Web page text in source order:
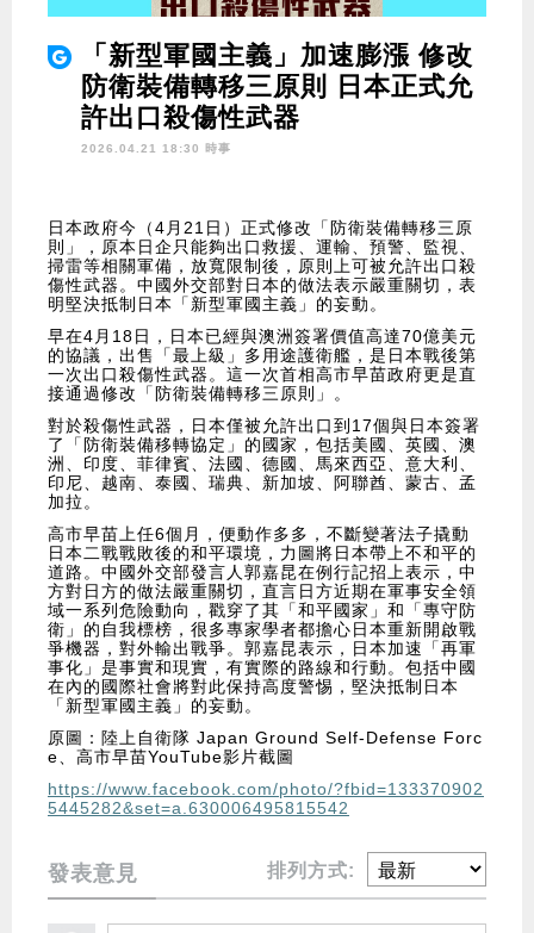
「新型軍國主義」加速膨漲 修改
防衛裝備轉移三原則 日本正式允
許出口殺傷性武器
2026.04.21 18:30 時事
日本政府今（4月21日）正式修改「防衛裝備轉移三原
則」，原本日企只能夠出口救援、運輸、預警、監視、
掃雷等相關軍備，放寬限制後，原則上可被允許出口殺
傷性武器。中國外交部對日本的做法表示嚴重關切，表
明堅決抵制日本「新型軍國主義」的妄動。
早在4月18日，日本已經與澳洲簽署價值高達70億美元
的協議，出售「最上級」多用途護衛艦，是日本戰後第
一次出口殺傷性武器。這一次首相高市早苗政府更是直
接通過修改「防衛裝備轉移三原則」。
對於殺傷性武器，日本僅被允許出口到17個與日本簽署
了「防衛裝備移轉協定」的國家，包括美國、英國、澳
洲、印度、菲律賓、法國、德國、馬來西亞、意大利、
印尼、越南、泰國、瑞典、新加坡、阿聯酋、蒙古、孟
加拉。
高市早苗上任6個月，便動作多多，不斷變著法子撬動
日本二戰戰敗後的和平環境，力圖將日本帶上不和平的
道路。中國外交部發言人郭嘉昆在例行記招上表示，中
方對日方的做法嚴重關切，直言日方近期在軍事安全領
域一系列危險動向，戳穿了其「和平國家」和「專守防
衛」的自我標榜，很多專家學者都擔心日本重新開啟戰
爭機器，對外輸出戰爭。郭嘉昆表示，日本加速「再軍
事化」是事實和現實，有實際的路線和行動。包括中國
在內的國際社會將對此保持高度警惕，堅決抵制日本
「新型軍國主義」的妄動。
原圖：陸上自衛隊 Japan Ground Self-Defense Forc
e、高市早苗YouTube影片截圖
https://www.facebook.com/photo/?fbid=133370902
5445282&set=a.630006495815542
發表意見 排列方式: